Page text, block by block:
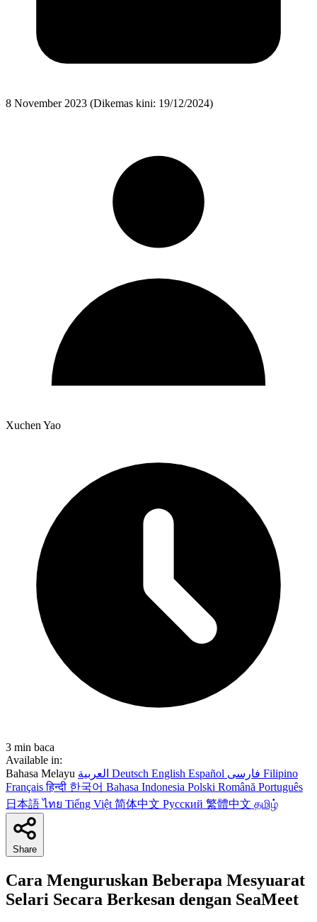
8 November 2023 (Dikemas kini: 19/12/2024)
Xuchen Yao
3 min baca
Available in:
Bahasa Melayu
Deutsch English Español
Filipino
Françaisहिन्दी 한국어 Bahasa Indonesia Polski Română Português
日本語ไทย Tiếng Việt 简体中文 Русский 繁體中文 தமிழ்
Share
Cara Menguruskan Beberapa Mesyuarat
Selari Secara Berkesan dengan SeaMeet